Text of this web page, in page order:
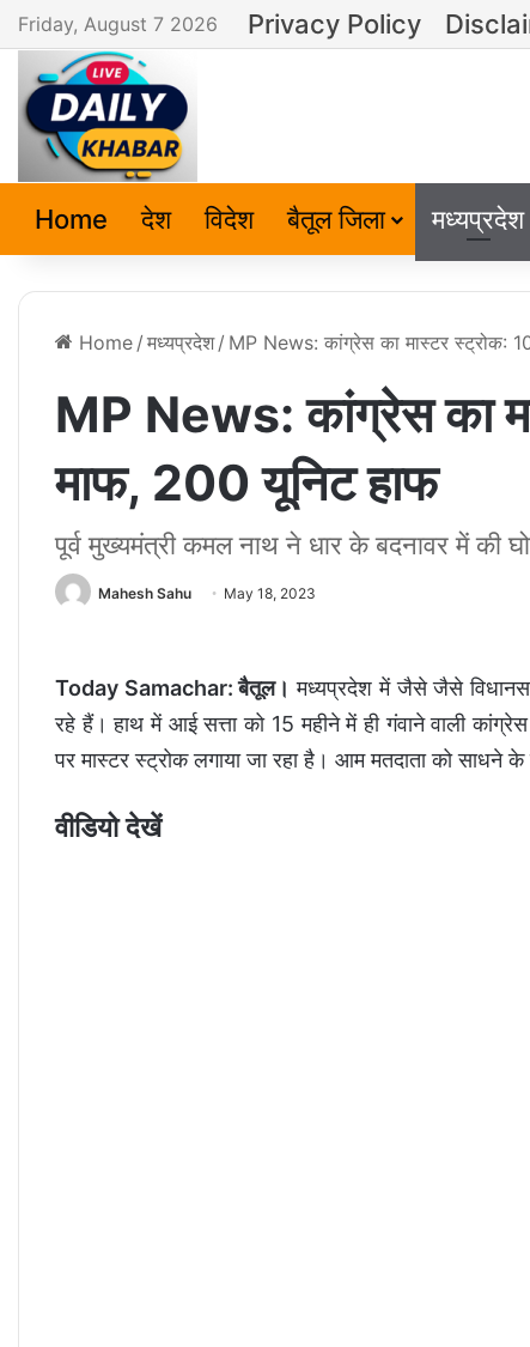
Friday, August 7 2026 Privacy Policy
Home देश विदेश बैतूल जिला मध्यप्रदेश
Home / मध्यप्रदेश / MP News: कांग्रेस का मास्टर स्ट्रोक:
MP News: कांग्रेस का
माफ, 200 यूनिट हाफ
पूर्व मुख्यमंत्री कमल नाथ ने धार के बदनावर में की
Mahesh Sahu May 18, 2023
Today Samachar: बैतूल। मध्यप्रदेश में जैसे जैसे
रहे हैं। हाथ में आई सत्ता को 15 महीने में ही गंवाने वाली
पर मास्टर स्ट्रोक लगाया जा रहा है। आम मतदाता को साधने
वीडियो देखें